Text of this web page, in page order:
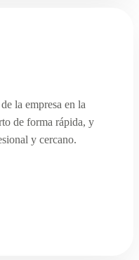
la empresa en la
de forma rápida, y
y cercano.